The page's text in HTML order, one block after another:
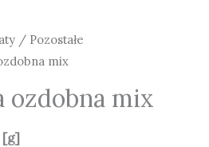
/ Pozostałe
mix
ozdobna mix
[g]